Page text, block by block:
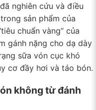
nghiên cứu và điều
trong sản phẩm của
chuẩn vàng” của
gánh nặng cho dạ dày
sữa vón cục khó
cơ đầy hơi và táo bón.
không từ đánh